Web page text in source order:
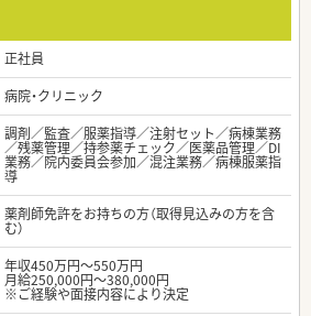
正社員
病院・クリニック
調剤／監査／服薬指導／注射セット／病棟業務
／残薬管理／持参薬チェック／医薬品管理／DI
業務／院内委員会参加／混注業務／病棟服薬指
導
薬剤師免許をお持ちの方（取得見込みの方を含
む）
年収450万円～550万円
月給250,000円～380,000円
※ご経験や面接内容により決定